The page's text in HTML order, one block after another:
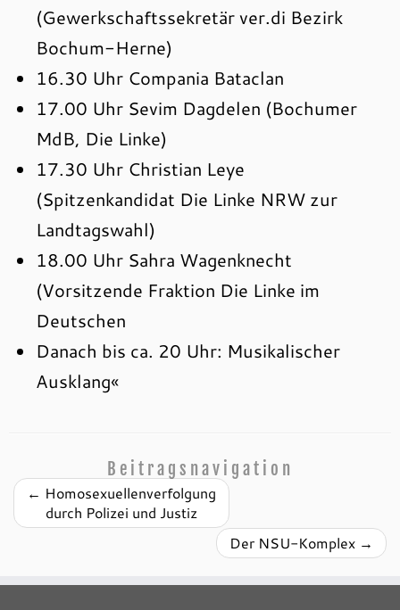
(Gewerkschaftssekretär ver.di Bezirk
Bochum-Herne)
16.30 Uhr Compania Bataclan
17.00 Uhr Sevim Dagdelen (Bochumer
MdB, Die Linke)
17.30 Uhr Christian Leye
(Spitzenkandidat Die Linke NRW zur
Landtagswahl)
18.00 Uhr Sahra Wagenknecht
(Vorsitzende Fraktion Die Linke im
Deutschen
Danach bis ca. 20 Uhr: Musikalischer
Ausklang«
Beitragsnavigation
← Homosexuellenverfolgung
durch Polizei und Justiz
Der NSU-Komplex →